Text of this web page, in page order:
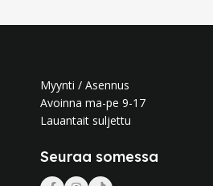
Myynti / Asennus
Avoinna ma-pe 9-17
Lauantait suljettu
Seuraa somessa